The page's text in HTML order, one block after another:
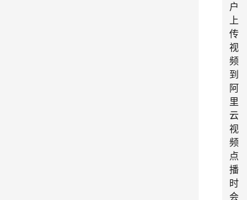
户
上
传
视
频
到
阿
里
云
视
频
点
播
时
会